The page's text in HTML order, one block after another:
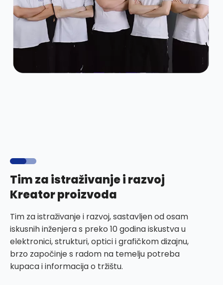
Tim za istraživanje i razvoj
Kreator proizvoda
Tim za istraživanje i razvoj, sastavljen od osam
iskusnih inženjera s preko 10 godina iskustva u
elektronici, strukturi, optici i grafičkom dizajnu,
brzo započinje s radom na temelju potreba
kupaca i informacija o tržištu.